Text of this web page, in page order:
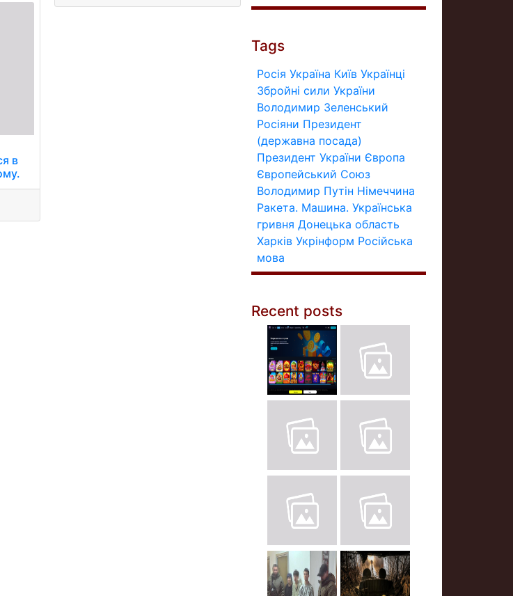
в
Tags
Росія Україна Київ Українці
Збройні сили України
Володимир Зеленський
Росіяни Президент
(державна посада)
Президент України Європа
Європейський Союз
Володимир Путін Німеччина
Ракета. Машина. Українська
гривня Донецька область
Харків Укрінформ Російська
мова
Recent posts